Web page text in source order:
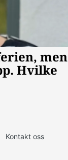
Kontakt oss